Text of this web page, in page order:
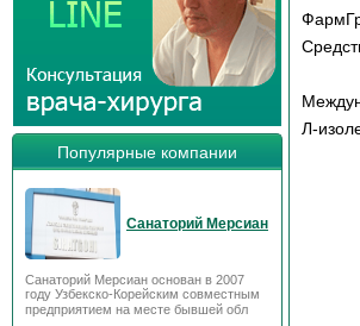
Популярные компании
Санаторий Мерсиан
Санаторий Мерсиан основан в 2007
году Узбекско-Корейским совместным
предприятием на месте бывшей обл
Л-